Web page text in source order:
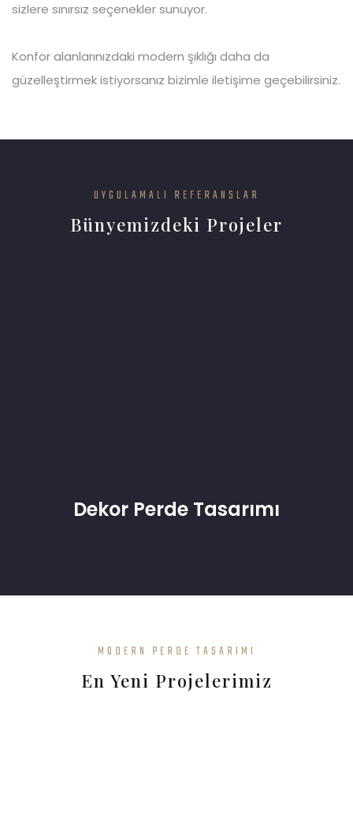
sizlere sınırsız seçenekler sunuyor.
Konfor alanlarınızdaki modern şıklığı daha da
güzelleştirmek istiyorsanız bizimle iletişime geçebilirsiniz.
UYGULAMALI REFERANSLAR
Bünyemizdeki Projeler
Dekor Perde Tasarımı
MODERN PERDE TASARIMI
En Yeni Projelerimiz